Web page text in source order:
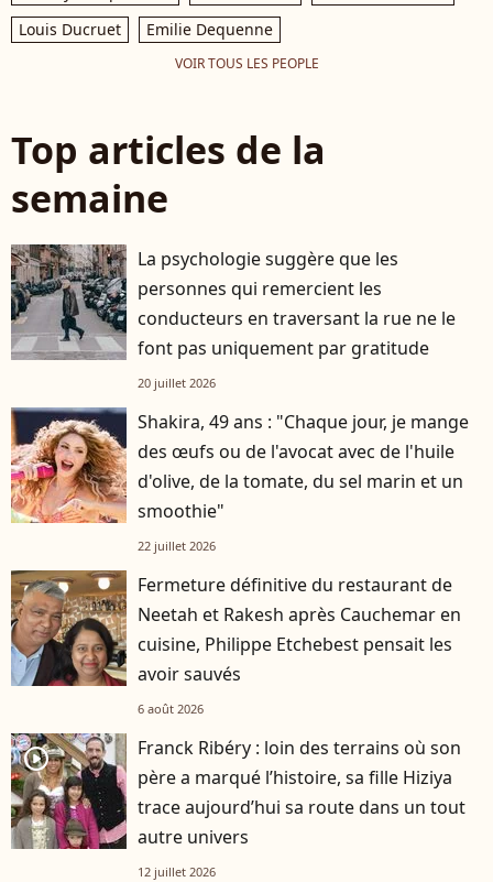
Louis Ducruet
Emilie Dequenne
VOIR TOUS LES PEOPLE
Top articles de la
semaine
La psychologie suggère que les
personnes qui remercient les
conducteurs en traversant la rue ne le
font pas uniquement par gratitude
20 juillet 2026
Shakira, 49 ans : "Chaque jour, je mange
des œufs ou de l'avocat avec de l'huile
d'olive, de la tomate, du sel marin et un
smoothie"
22 juillet 2026
Fermeture définitive du restaurant de
Neetah et Rakesh après Cauchemar en
cuisine, Philippe Etchebest pensait les
avoir sauvés
6 août 2026
player2
Franck Ribéry : loin des terrains où son
père a marqué l’histoire, sa fille Hiziya
trace aujourd’hui sa route dans un tout
autre univers
12 juillet 2026